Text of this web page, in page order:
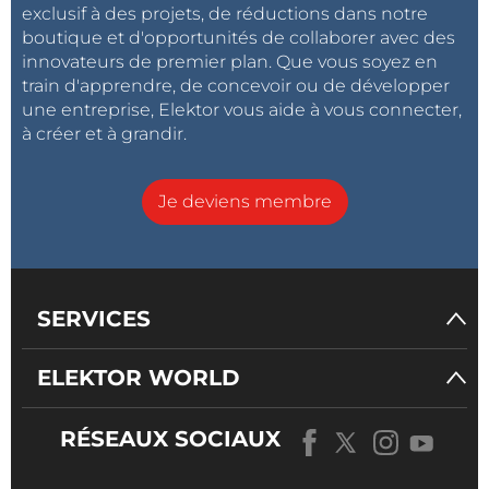
prochain épisode de cette série, nous alignerons trois
groupes de deux déphaseurs, soit six en tout.
exclusif à des projets, de réductions dans notre
boutique et d'opportunités de collaborer avec des
innovateurs de premier plan. Que vous soyez en
train d'apprendre, de concevoir ou de développer
une entreprise, Elektor vous aide à vous connecter,
à créer et à grandir.
Je deviens membre
SERVICES
ELEKTOR WORLD
RÉSEAUX SOCIAUX